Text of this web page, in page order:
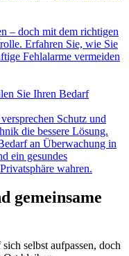
– doch mit dem richtigen
Erfahren Sie, wie Sie
Fehlalarme vermeiden
Sie Ihren Bedarf
Schutz und
die bessere Lösung.
an Überwachung in
ein gesundes
wahren.
gemeinsame
selbst aufpassen, doch